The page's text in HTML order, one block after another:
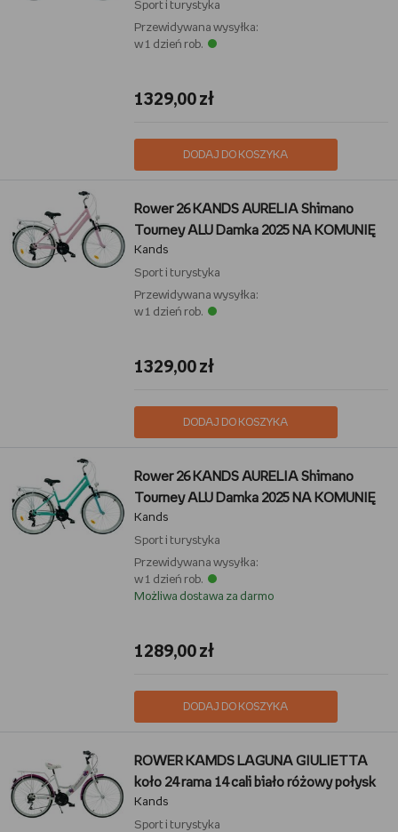
Sport i turystyka
Przewidywana wysyłka:
w 1 dzień rob.
1329,00 zł
DODAJ DO KOSZYKA
Rower 26 KANDS AURELIA Shimano
Tourney ALU Damka 2025 NA KOMUNIĘ
Kands
Sport i turystyka
Przewidywana wysyłka:
w 1 dzień rob.
1329,00 zł
DODAJ DO KOSZYKA
Rower 26 KANDS AURELIA Shimano
Tourney ALU Damka 2025 NA KOMUNIĘ
Kands
Sport i turystyka
Przewidywana wysyłka:
w 1 dzień rob.
Możliwa dostawa za darmo
1289,00 zł
DODAJ DO KOSZYKA
ROWER KAMDS LAGUNA GIULIETTA
koło 24 rama 14 cali biało różowy połysk
Kands
Sport i turystyka